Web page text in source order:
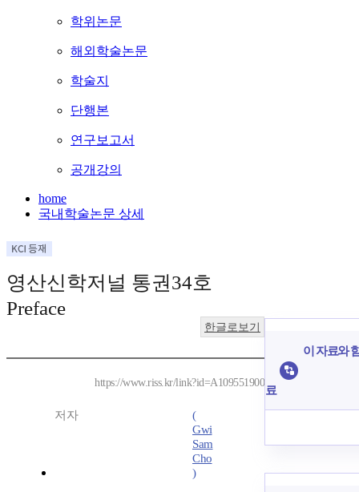
학위논문
해외학술논문
학술지
단행본
연구보고서
공개강의
home
국내학술논문 상세
영산신학저널 통권34호
Preface
한글로보기
https://www.riss.kr/link?id=A109551900
저자
(
Gwi
Sam
Cho
)
이 자료와
료